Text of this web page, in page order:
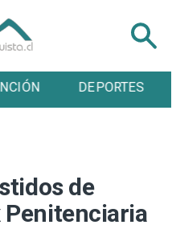
CULTURA
de
Penitenciaria